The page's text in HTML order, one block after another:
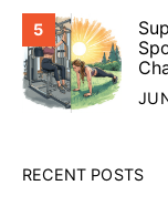
5
RECENT POSTS